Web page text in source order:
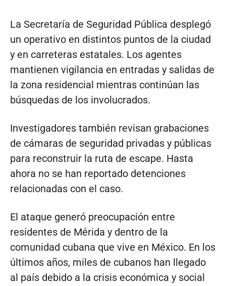
La Secretaría de Seguridad Pública desplegó
un operativo en distintos puntos de la ciudad
y en carreteras estatales. Los agentes
mantienen vigilancia en entradas y salidas de
la zona residencial mientras continúan las
búsquedas de los involucrados.
Investigadores también revisan grabaciones
de cámaras de seguridad privadas y públicas
para reconstruir la ruta de escape. Hasta
ahora no se han reportado detenciones
relacionadas con el caso.
El ataque generó preocupación entre
residentes de Mérida y dentro de la
comunidad cubana que vive en México. En los
últimos años, miles de cubanos han llegado
al país debido a la crisis económica y social